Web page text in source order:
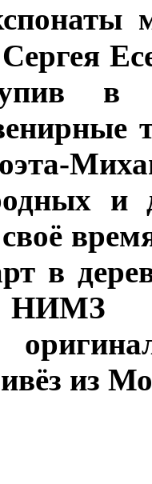
в
и
в
из